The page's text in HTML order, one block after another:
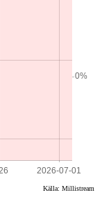
Källa: Millistream